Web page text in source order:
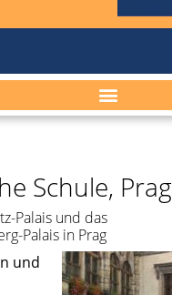
Schule, Prag
Palais und das
Palais in Prag
und